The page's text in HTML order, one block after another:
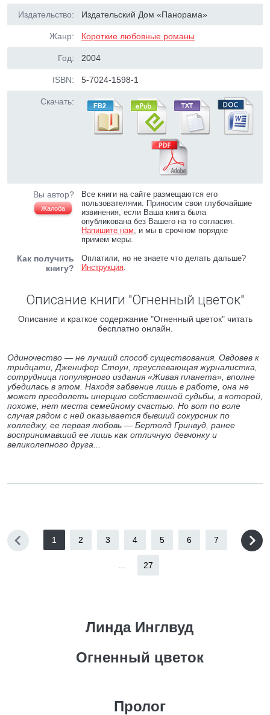
Издательство: Издательский Дом «Панорама»
Жанр: Короткие любовные романы
Год: 2004
ISBN: 5-7024-1598-1
Скачать:
Вы автор?
Жалоба
Все книги на сайте размещаются его
пользователями. Приносим свои глубочайшие
извинения, если Ваша книга была
опубликована без Вашего на то согласия.
Напишите нам, и мы в срочном порядке
примем меры.
Как получить
книгу?
Оплатили, но не знаете что делать дальше?
Инструкция.
Описание книги "Огненный цветок"
Описание и краткое содержание "Огненный цветок" читать
бесплатно онлайн.
Одиночество — не лучший способ существования. Овдовев к
тридцати, Дженифер Стоун, преуспевающая журналистка,
сотрудница популярного издания «Живая планета», вполне
убедилась в этом. Находя забвение лишь в работе, она не
может преодолеть инерцию собственной судьбы, в которой,
похоже, нет места семейному счастью. Но вот по воле
случая рядом с ней оказывается бывший сокурсник по
колледжу, ее первая любовь — Бертолд Гринвуд, ранее
воспринимавший ее лишь как отличную девчонку и
великолепного друга...
1 2 3 4 5 6 7
27
Линда Инглвуд
Огненный цветок
Пролог